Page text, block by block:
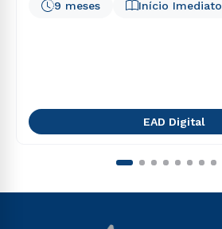
Início Imediato
9 meses
EAD Digital